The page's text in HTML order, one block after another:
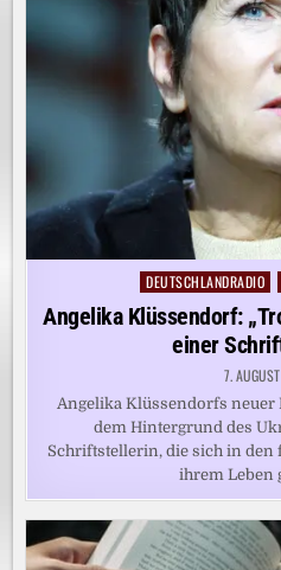
Posted
in
DEUTSCHLANDRADIO
Angelika Klüssendorf:
einer
7.
Angelika Klüssendorfs neuer
dem Hintergrund des
Schriftstellerin, die sich in den
ihrem Leben